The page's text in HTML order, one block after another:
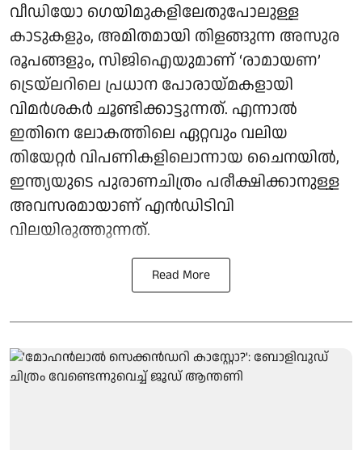
വീഡിയോ ഗെയിമുകളിലേതുപോലുള്ള
കാടുകളും, അമിതമായി തിളങ്ങുന്ന അസുര
രൂപങ്ങളും, സിജിഐയുമാണ് ‘രാമായണ’
ട്രെയ്‌ലറിലെ പ്രധാന പോരായ്മകളായി
വിമർശകർ ചൂണ്ടിക്കാട്ടുന്നത്. എന്നാൽ
ഇതിനെ ലോകത്തിലെ ഏറ്റവും വലിയ
തിയേറ്റർ വിപണികളിലൊന്നായ ചൈനയിൽ,
ഇന്ത്യയുടെ പുരാണചിത്രം പരീക്ഷിക്കാനുള്ള
അവസരമായാണ് എൻഡിടിവി
വിലയിരുത്തുന്നത്.
Read More